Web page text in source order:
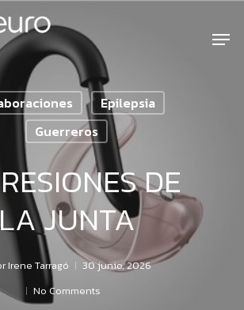
Epilepsia
Guerreros
DE
JUNTA
Irene Tarragó
30 junio, 2026
No Comments